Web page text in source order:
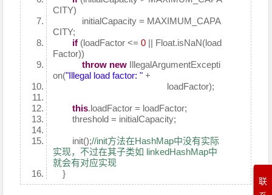
CITY)
initialCapacity = MAXIMUM_CAPA
CITY;
if (loadFactor <=0 || Float.isNaN(load
Factor))
throw new IllegalArgumentExcepti
on("Illegal load factor: " +
loadFactor);
this.loadFactor = loadFactor;
threshold = initialCapacity;
init();//init方法在HashMap中没有实际
实现，不过在其子类如 linkedHashMap中
就会有对应实现
}
联